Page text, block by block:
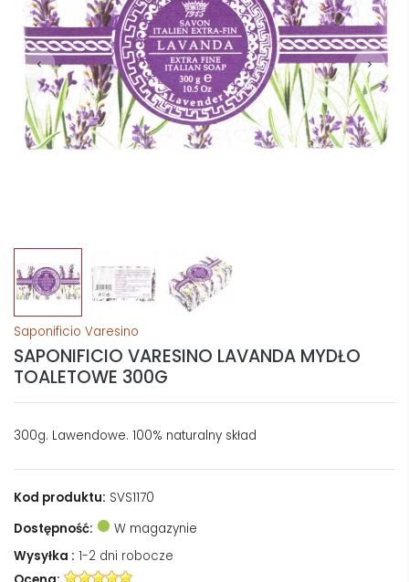
Saponificio Varesino
SAPONIFICIO VARESINO LAVANDA MYDŁO
TOALETOWE 300G
300g. Lawendowe. 100% naturalny skład
Kod produktu: SVS1170
Dostępność:
W magazynie
Wysyłka : 1-2 dni robocze